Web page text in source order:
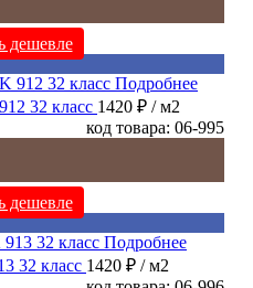
дешевле
Подробнее
32 класс 1420 ₽ / м2
код товара: 06-995
дешевле
Подробнее
32 класс 1420 ₽ / м2